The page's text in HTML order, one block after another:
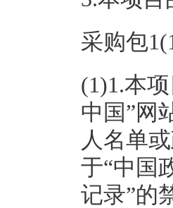
采购包
(1)1.本
中国”网
人名单
于“中国
记录”的